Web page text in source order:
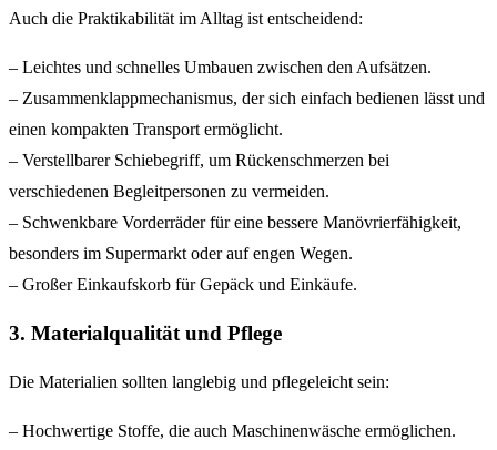
Auch die Praktikabilität im Alltag ist entscheidend:
– Leichtes und schnelles Umbauen zwischen den Aufsätzen.
– Zusammenklappmechanismus, der sich einfach bedienen lässt und
einen kompakten Transport ermöglicht.
– Verstellbarer Schiebegriff, um Rückenschmerzen bei
verschiedenen Begleitpersonen zu vermeiden.
– Schwenkbare Vorderräder für eine bessere Manövrierfähigkeit,
besonders im Supermarkt oder auf engen Wegen.
– Großer Einkaufskorb für Gepäck und Einkäufe.
3. Materialqualität und Pflege
Die Materialien sollten langlebig und pflegeleicht sein:
– Hochwertige Stoffe, die auch Maschinenwäsche ermöglichen.